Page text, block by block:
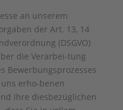
an unserem
der Art. 13, 14
(DSGVO)
die Verarbei-tung
Bewerbungsprozesses
erho-benen
Ihre diesbezüglichen